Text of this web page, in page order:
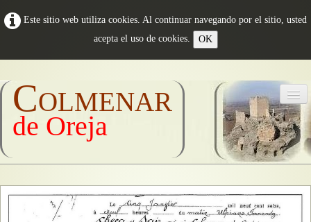
Este sitio web utiliza cookies. Al continuar navegando por el sitio, usted
acepta el uso de cookies.
OK
Colmenar
de Oreja
Inicio
Conoce COLMENAR▼